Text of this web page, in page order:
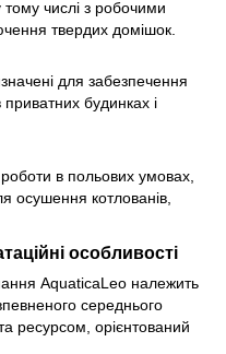
тому числі з робочими
твердих домішок.
для забезпечення
приватних будинках і
в польових умовах,
осушення котлованів,
особливості
AquaticaLeo належить
середнього
ресурсом, орієнтований